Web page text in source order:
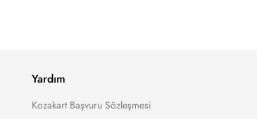
Yardım
Kozakart Başvuru Sözleşmesi